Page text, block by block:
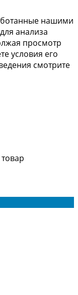
нашими
анализа
просмотр
условия его
смотрите